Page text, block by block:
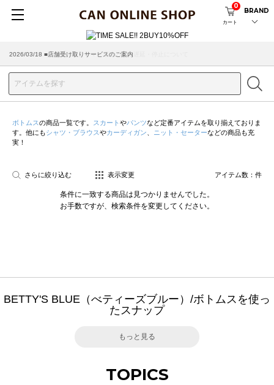
カート
0
BRAND
2026/07/29 ■【お知らせ】ヤマト運輸の配送遅延・停止について
2026/03/18 ■店舗受け取りサービスのご案内
ボトムスの商品一覧です。 スカート やパンツなど定番アイテムを取り揃えておりま
す。他にもシャツ・ブラウスやカーディガン ニット・セーターなどの商品も充
実！
さらに絞り込む 表示変更 アイテム数： 件
条件に一致する商品は見つかりませんでした。
お手数ですが、検索条件を変更してください。
BETTY'S BLUE（べティーズブルー）/ボトムスを使っ
たスナップ
もっと見る
TOPICS